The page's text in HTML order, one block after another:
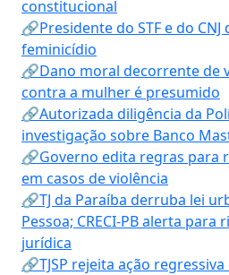
constitucional
🔗Presidente do STF e do
feminicídio
🔗Dano moral decorrente de
contra a mulher é presumido
🔗Autorizada diligência da
investigação sobre Banco
🔗Governo edita regras para
em casos de violência
🔗TJ da Paraíba derruba lei
Pessoa; CRECI-PB alerta para
jurídica
🔗TJSP rejeita ação